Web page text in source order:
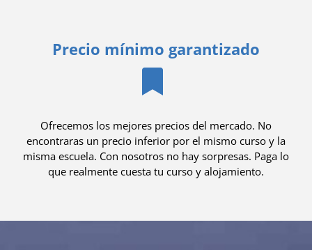
Precio mínimo garantizado
Ofrecemos los mejores precios del mercado. No
encontraras un precio inferior por el mismo curso y la
misma escuela. Con nosotros no hay sorpresas. Paga lo
que realmente cuesta tu curso y alojamiento.